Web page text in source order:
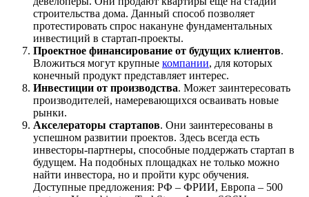
строительства дома. Данный способ позволяет
протестировать спрос накануне фундаментальных
инвестиций в стартап-проекты.
Проектное финансирование от будущих клиентов.
Вложиться могут крупные компании, для которых
конечный продукт представляет интерес.
Инвестиции от производства. Может заинтересовать
производителей, намеревающихся осваивать новые
рынки.
Акселераторы стартапов. Они заинтересованы в
успешном развитии проектов. Здесь всегда есть
инвесторы-партнеры, способные поддержать стартап в
будущем. На подобных площадках не только можно
найти инвестора, но и пройти курс обучения.
Доступные предложения: РФ – ФРИИ, Европа – 500